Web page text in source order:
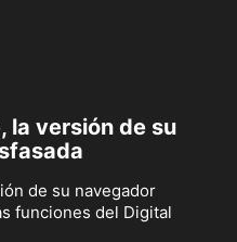
la versión de su
de su navegador
funciones del Digital